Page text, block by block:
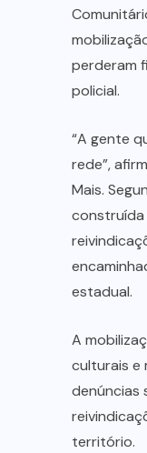
perderam
policial.
“A gente
rede”,
Mais.
construída
estadual.
A
culturais e
denúncias
território.